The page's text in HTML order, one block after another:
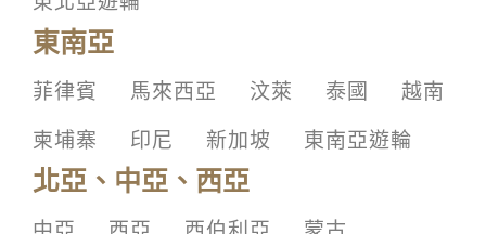
東南亞
菲律賓 馬來西亞 汶萊 泰國
越南
柬埔寨
印尼 新加坡 東南亞遊輪
北亞、中亞、西亞